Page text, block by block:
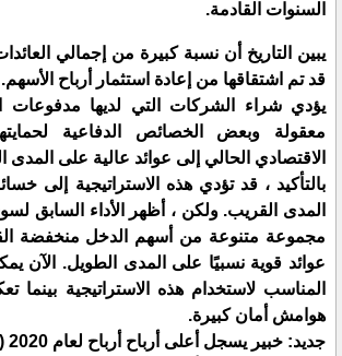
السنوات القادمة.
يبين التاريخ أن نسبة كبيرة من إجمالي
قد تم اشتقاقها من إعادة استثمار أرباح
يؤدي شراء الشركات التي لديها مدفوعات
معقولة وبعض الخصائص الدفاعية
الاقتصادي الحالي إلى عوائد عالية على المدى
بالتأكيد ، قد تؤدي هذه الاستراتيجية إلى
المدى القريب. ولكن ، أظهر الأداء السابق
مجموعة متنوعة من أسهم الدخل منخفضة
عوائد قوية نسبيًا على المدى الطويل. الآن
المناسب لاستخدام هذه الاستراتيجية بينما
هوامش أمان كبيرة.
جديد: خبير يسجل أعلى أرباح أرباح لعام 2020 (تقرير مجاني)